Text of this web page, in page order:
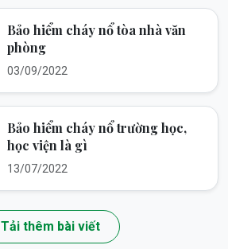
Bảo hiểm cháy nổ tòa nhà văn
phòng
03/09/2022
Bảo hiểm cháy nổ trường học,
học viện là gì
13/07/2022
Tải thêm bài viết